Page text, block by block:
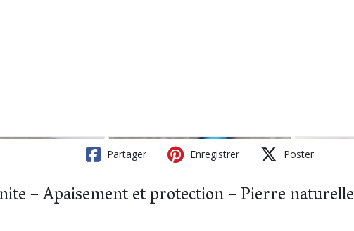
Partager Enregistrer Poster
– Apaisement et protection – Pierre naturelle